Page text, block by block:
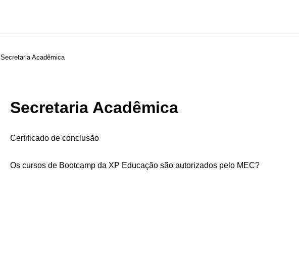
Secretaria Acadêmica
Secretaria Acadêmica
Certificado de conclusão
Os cursos de Bootcamp da XP Educação são autorizados pelo MEC?